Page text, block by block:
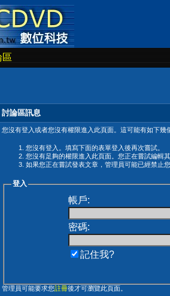
區
討論區訊息
您沒有登入或者您沒有權限進入此頁面。這可能有如下幾
您沒有登入。填寫下面的表單登入後再次嘗試。
您沒有足夠的權限進入此頁面。您正在嘗試編輯
如果您正在嘗試發表文章，管理員可能已經禁止
登入
帳戶:
密碼:
記住我?
管理員可能要求您註冊後才可瀏覽此頁面。